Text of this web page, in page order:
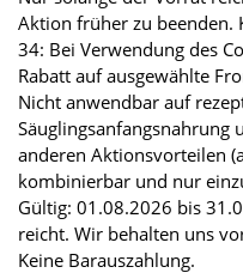
Aktion früher zu beenden.
34: Bei Verwendung des
Rabatt auf ausgewählte
Nicht anwendbar auf
Säuglingsanfangsnahrung
anderen Aktionsvorteilen
kombinierbar und nur
Gültig: 01.08.2026 bis
reicht. Wir behalten uns
Keine Barauszahlung.